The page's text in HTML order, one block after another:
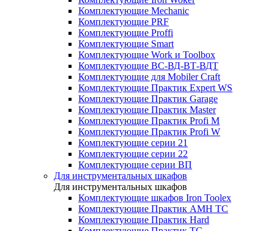
Комплектующие Mechanic
Комплектующие PRF
Комплектующие Proffi
Комплектующие Smart
Комплектующие Work и Toolbox
Комплектующие ВС-ВД-ВТ-ВДТ
Комплектующие для Mobiler Craft
Комплектующие Практик Expert WS
Комплектующие Практик Garage
Комплектующие Практик Master
Комплектующие Практик Profi M
Комплектующие Практик Profi W
Комплектующие серии 21
Комплектующие серии 22
Комплектующие серии ВП
Для инструментальных шкафов
Для инструментальных шкафов
Комплектующие шкафов Iron Toolex
Комплектующие Практик AMH ТС
Комплектующие Практик Hard